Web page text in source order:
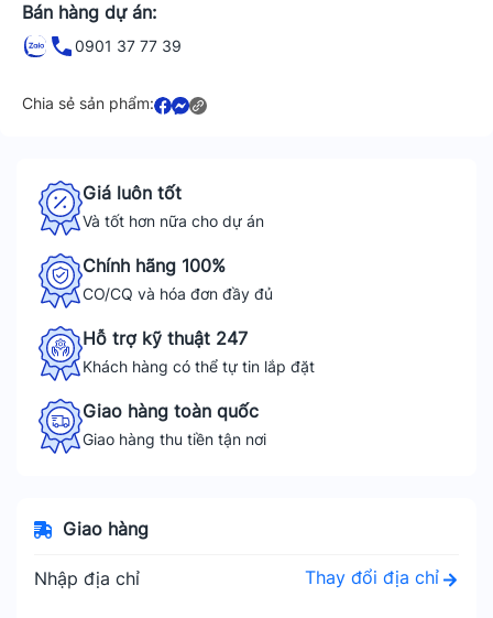
Bán hàng dự án:
0901 37 77 39
Chia sẻ sản phẩm:
Giá luôn tốt
Và tốt hơn nữa cho dự án
Chính hãng 100%
CO/CQ và hóa đơn đầy đủ
Hỗ trợ kỹ thuật 247
Khách hàng có thể tự tin lắp đặt
Giao hàng toàn quốc
Giao hàng thu tiền tận nơi
Giao hàng
Nhập địa chỉ Thay đổi địa chỉ